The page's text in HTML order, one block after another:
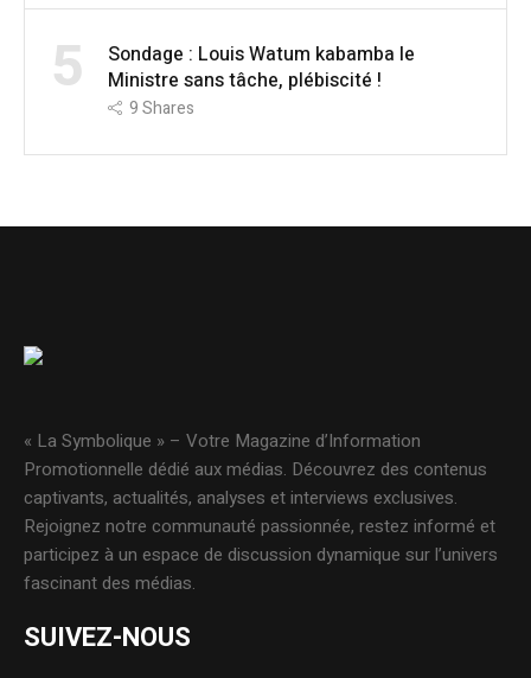
5
Sondage : Louis Watum kabamba le
Ministre sans tâche, plébiscité !
9Shares
« La Symbolique » – Votre Magazine d’Information
Promotionnelle dédié aux médias. Découvrez des contenus
captivants, actualités, analyses et interviews exclusives.
Rejoignez notre communauté passionnée, restez informé et
participez à un espace de discussion dynamique sur l’univers
fascinant des médias.
SUIVEZ-NOUS